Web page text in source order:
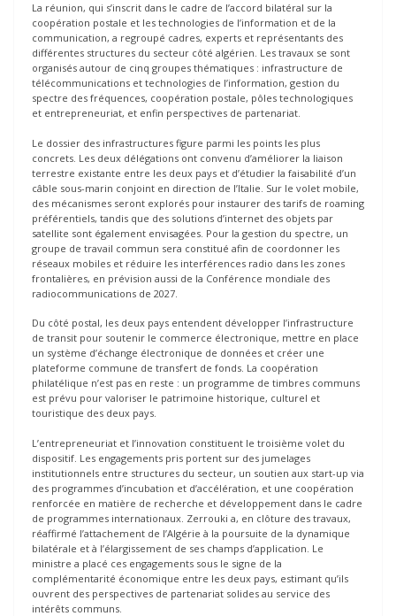
La réunion, qui s’inscrit dans le cadre de l’accord bilatéral sur la
coopération postale et les technologies de l’information et de la
communication, a regroupé cadres, experts et représentants des
différentes structures du secteur côté algérien. Les travaux se sont
organisés autour de cinq groupes thématiques : infrastructure de
télécommunications et technologies de l’information, gestion du
spectre des fréquences, coopération postale, pôles technologiques
et entrepreneuriat, et enfin perspectives de partenariat.
Le dossier des infrastructures figure parmi les points les plus
concrets. Les deux délégations ont convenu d’améliorer la liaison
terrestre existante entre les deux pays et d’étudier la faisabilité d’un
câble sous-marin conjoint en direction de l’Italie. Sur le volet mobile,
des mécanismes seront explorés pour instaurer des tarifs de roaming
préférentiels, tandis que des solutions d’internet des objets par
satellite sont également envisagées. Pour la gestion du spectre, un
groupe de travail commun sera constitué afin de coordonner les
réseaux mobiles et réduire les interférences radio dans les zones
frontalières, en prévision aussi de la Conférence mondiale des
radiocommunications de 2027.
Du côté postal, les deux pays entendent développer l’infrastructure
de transit pour soutenir le commerce électronique, mettre en place
un système d’échange électronique de données et créer une
plateforme commune de transfert de fonds. La coopération
philatélique n’est pas en reste : un programme de timbres communs
est prévu pour valoriser le patrimoine historique, culturel et
touristique des deux pays.
L’entrepreneuriat et l’innovation constituent le troisième volet du
dispositif. Les engagements pris portent sur des jumelages
institutionnels entre structures du secteur, un soutien aux start-up via
des programmes d’incubation et d’accélération, et une coopération
renforcée en matière de recherche et développement dans le cadre
de programmes internationaux. Zerrouki a, en clôture des travaux,
réaffirmé l’attachement de l’Algérie à la poursuite de la dynamique
bilatérale et à l’élargissement de ses champs d’application. Le
ministre a placé ces engagements sous le signe de la
complémentarité économique entre les deux pays, estimant qu’ils
ouvrent des perspectives de partenariat solides au service des
intérêts communs.